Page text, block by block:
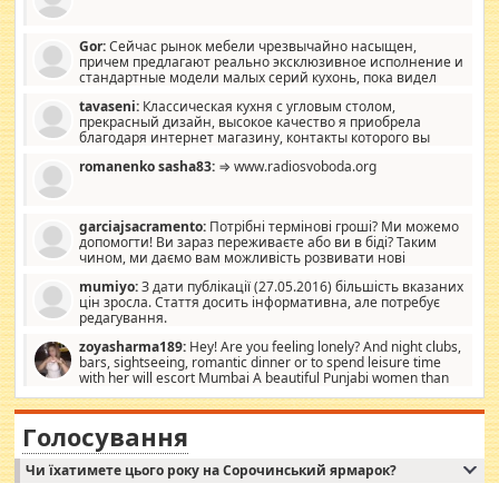
Gor:Сейчас рынок мебели чрезвычайно насыщен,
причем предлагают реально эксклюзивное исполнение и
стандартные модели малых серий кухонь, пока видел
стандартные формы, в MebelOk, креативненько и что главное -
со вкусом все в порядке, без ненужных наворотов удорожающих
мебель, а это не последний фактор.
tavaseni: Классическая кухня с угловым столом,
прекрасный дизайн, высокое качество я приобрела
благодаря интернет магазину, контакты которого вы
romanenko sasha83: ⇒ www.radiosvoboda.org
garciajsacramento: Потрібні термінові гроші? Ми можемо
допомогти! Ви зараз переживаєте або ви в біді? Таким
чином, ми даємо вам можливість розвивати нові
допомагати людям, які намагаються дати їм шанс. Кожен
заслуговує на другий шанс, і, оскільки влада не зможе, вони
повинні приймати від інших. Для нас нема багато суми, і зрілість
витрат, а тільки узгоджених сум і нічого іншого. Не чекайте і не
коментуйте цей пост. Введіть суму, яку ви хочете подати, і ми
зв'яжемося з вами з усіма варіантами. зв'яжіться з нами
сьогодні на garciajsacramento@gmail.com Вам потрібні термінові
гроші? Ми можемо допомогти!
mumiyo:З дати публікації (27.05.2016) більшість вказаних
цін зросла. Стаття досить інформативна, але потребує
редагування.
zoyasharma189: Hey! Are you feeling lonely? And night clubs,
bars, sightseeing, romantic dinner or to spend leisure time
with her will escort Mumbai A beautiful Punjabi women than
sexy escort companion in arms that you guys feel like 5 star luxury
hotel had to spend the night in their search for loved solitaire free
woman "Love Solitaire" beautiful figure and shapely body shapes.
Independent escort in Mumbai, truthful, friendly and cheerful girl.
WhatsApp via an easily can see the latest pictures of her body and the
Голосування
Чи їхатимете цього року на Сорочинський ярмарок?